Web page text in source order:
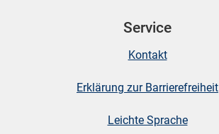
Service
Kontakt
Erklärung zur Barrierefreiheit
Leichte Sprache